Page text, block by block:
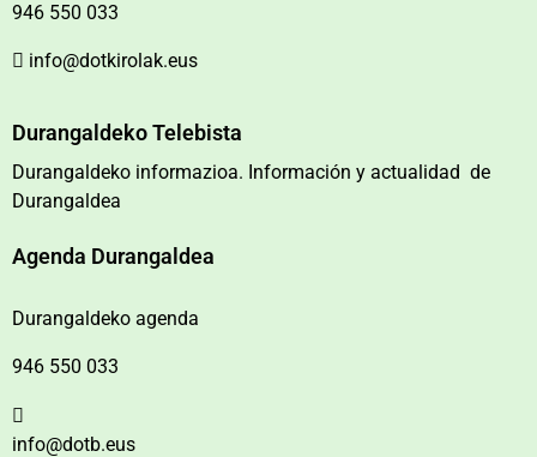
946 550 033
info@dotkirolak.eus
Durangaldeko Telebista
Durangaldeko informazioa. Información y actualidad de
Durangaldea
Agenda Durangaldea
Durangaldeko agenda
946 550 033
info@dotb.eus